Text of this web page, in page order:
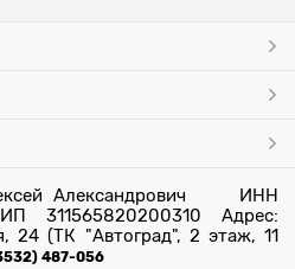
Александрович ИНН
311565820200310 Адрес:
24 (ТК "Автоград", 2 этаж, 11
487-056